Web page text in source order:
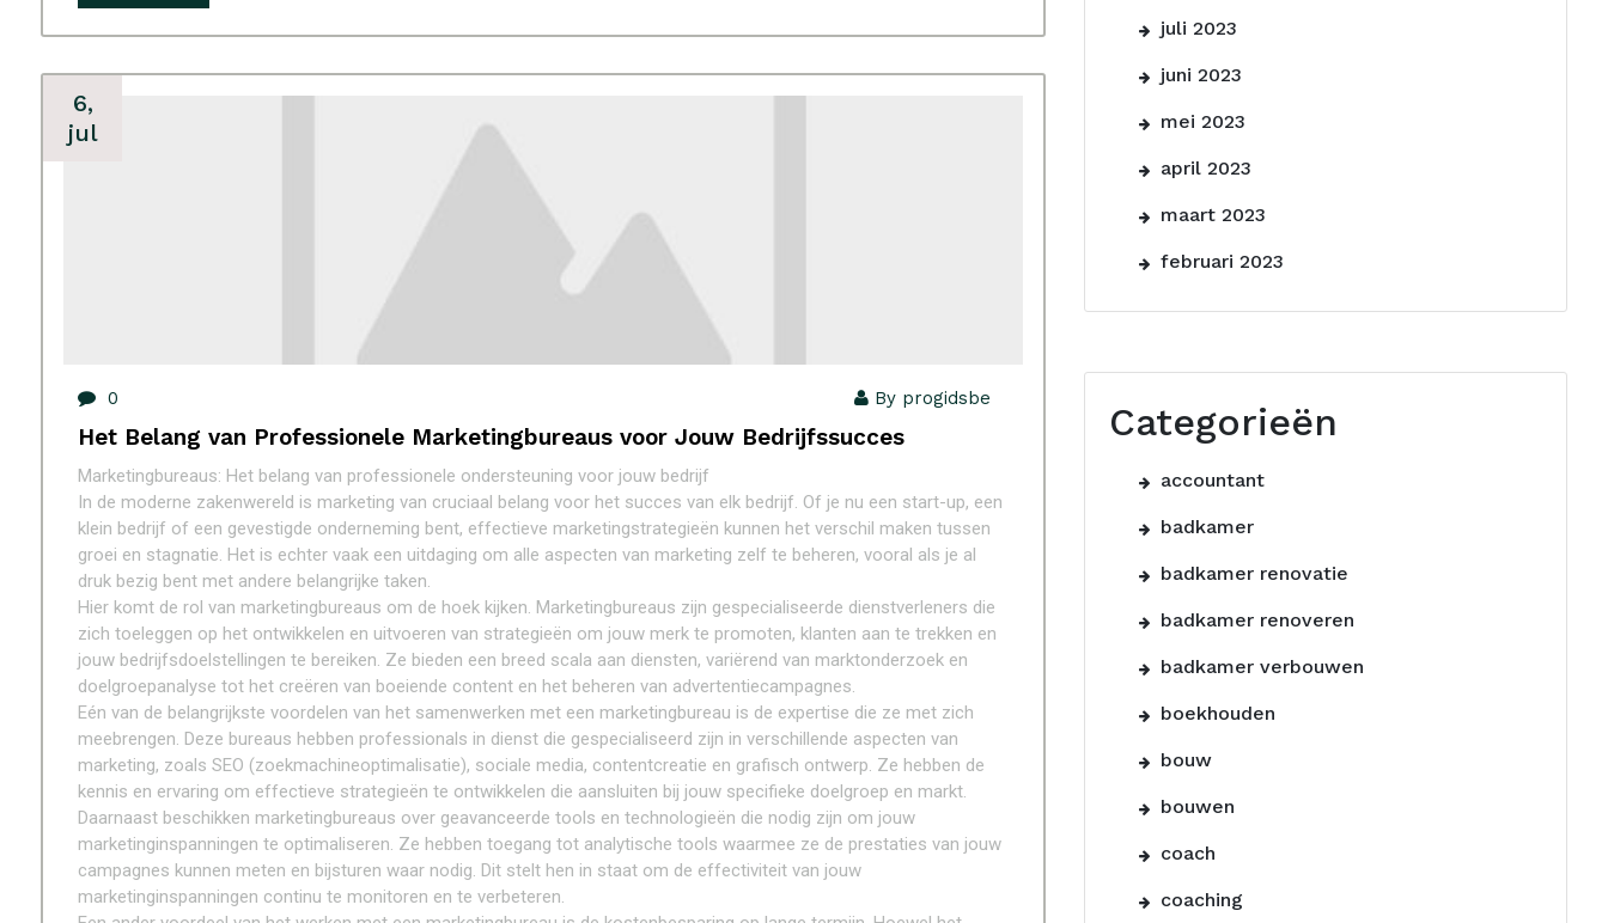
6,
jul
0 By progidsbe
Het Belang van Professionele Marketingbureaus voor Jouw Bedrijfssucces
Marketingbureaus: Het belang van professionele ondersteuning voor jouw bedrijf
In de moderne zakenwereld is marketing van cruciaal belang voor het succes van elk bedrijf. Of je nu een start-up, een
klein bedrijf of een gevestigde onderneming bent, effectieve marketingstrategieën kunnen het verschil maken tussen
groei en stagnatie. Het is echter vaak een uitdaging om alle aspecten van marketing zelf te beheren, vooral als je al
druk bezig bent met andere belangrijke taken.
Hier komt de rol van marketingbureaus om de hoek kijken. Marketingbureaus zijn gespecialiseerde dienstverleners die
zich toeleggen op het ontwikkelen en uitvoeren van strategieën om jouw merk te promoten, klanten aan te trekken en
jouw bedrijfsdoelstellingen te bereiken. Ze bieden een breed scala aan diensten, variërend van marktonderzoek en
doelgroepanalyse tot het creëren van boeiende content en het beheren van advertentiecampagnes.
Eén van de belangrijkste voordelen van het samenwerken met een marketingbureau is de expertise die ze met zich
meebrengen. Deze bureaus hebben professionals in dienst die gespecialiseerd zijn in verschillende aspecten van
marketing, zoals SEO (zoekmachineoptimalisatie), sociale media, contentcreatie en grafisch ontwerp. Ze hebben de
kennis en ervaring om effectieve strategieën te ontwikkelen die aansluiten bij jouw specifieke doelgroep en markt.
Daarnaast beschikken marketingbureaus over geavanceerde tools en technologieën die nodig zijn om jouw
marketinginspanningen te optimaliseren. Ze hebben toegang tot analytische tools waarmee ze de prestaties van jouw
campagnes kunnen meten en bijsturen waar nodig. Dit stelt hen in staat om de effectiviteit van jouw
marketinginspanningen continu te monitoren en te verbeteren.
juli 2023
juni 2023
mei 2023
april 2023
maart 2023
februari 2023
Categorieën
accountant
badkamer
badkamer renovatie
badkamer renoveren
badkamer verbouwen
boekhouden
bouw
bouwen
coach
coaching